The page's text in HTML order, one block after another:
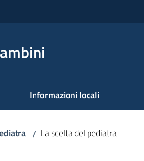
Informazioni locali
/ La scelta del pediatra